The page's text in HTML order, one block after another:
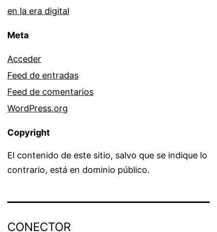
en la era digital
Meta
Acceder
Feed de entradas
Feed de comentarios
WordPress.org
Copyright
El contenido de este sitio, salvo que se indique lo
contrario, está en dominio público.
CONECTOR